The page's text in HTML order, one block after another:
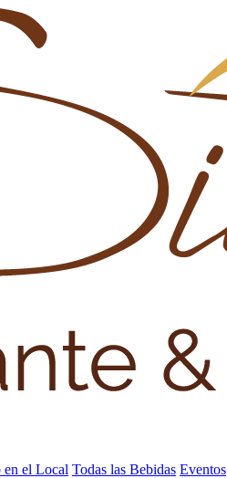
en el Local Todas las Bebidas Eventos